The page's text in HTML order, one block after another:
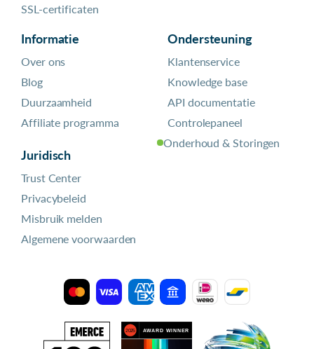
SSL-certificaten
Informatie
Over ons
Blog
Duurzaamheid
Affiliate programma
Juridisch
Trust Center
Privacybeleid
Misbruik melden
Algemene voorwaarden
Ondersteuning
Klantenservice
Knowledge base
API documentatie
Controlepaneel
Onderhoud & Storingen